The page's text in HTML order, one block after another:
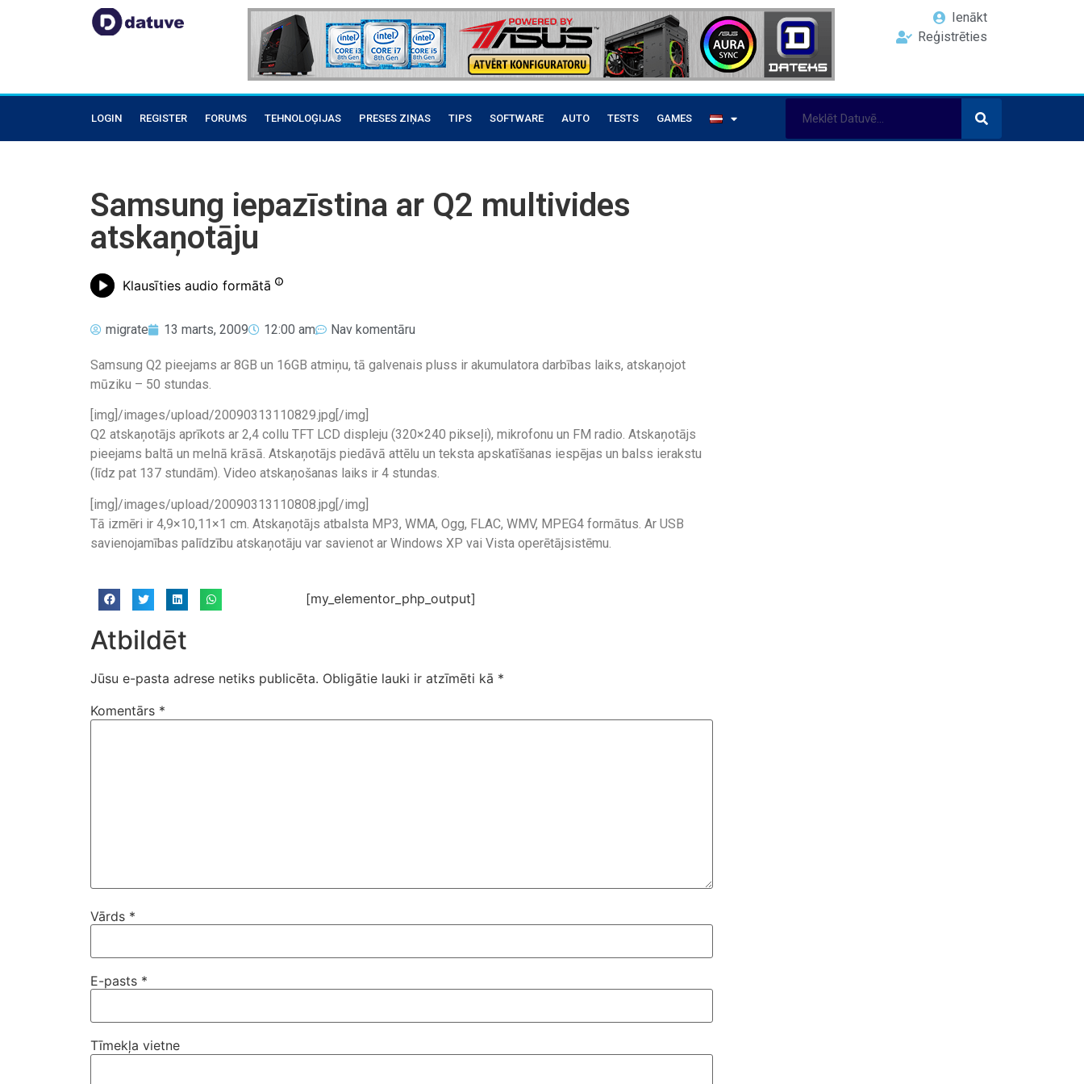
Ienākt
Reģistrēties
LOGIN REGISTER FORUMS TEHNOLOĢIJAS PRESES ZIŅAS TIPS SOFTWARE AUTO TESTS GAMES
Samsung iepazīstina ar Q2 multivides
atskaņotāju
Klausīties audio formātā
migrate 13 marts, 2009 12:00 am Nav komentāru
Samsung Q2 pieejams ar 8GB un 16GB atmiņu, tā galvenais pluss ir akumulatora darbības laiks, atskaņojot
mūziku – 50 stundas.
[img]/images/upload/20090313110829.jpg[/img]
Q2 atskaņotājs aprīkots ar 2,4 collu TFT LCD displeju (320×240 pikseļi), mikrofonu un FM radio. Atskaņotājs
pieejams baltā un melnā krāsā. Atskaņotājs piedāvā attēlu un teksta apskatīšanas iespējas un balss ierakstu
(līdz pat 137 stundām). Video atskaņošanas laiks ir 4 stundas.
[img]/images/upload/20090313110808.jpg[/img]
Tā izmēri ir 4,9×10,11×1 cm. Atskaņotājs atbalsta MP3, WMA, Ogg, FLAC, WMV, MPEG4 formātus. Ar USB
savienojamības palīdzību atskaņotāju var savienot ar Windows XP vai Vista operētājsistēmu.
[my_elementor_php_output]
Atbildēt
Jūsu e-pasta adrese netiks publicēta. Obligātie lauki ir atzīmēti kā *
Komentārs *
Vārds *
E-pasts *
Tīmekļa vietne